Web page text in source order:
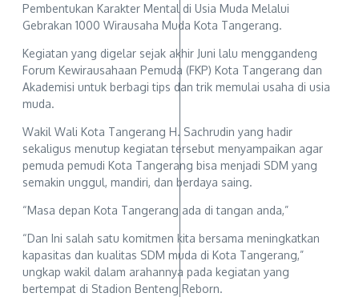
Pembentukan Karakter Mental di Usia Muda Melalui
Gebrakan 1000 Wirausaha Muda Kota Tangerang.
Kegiatan yang digelar sejak akhir Juni lalu menggandeng
Forum Kewirausahaan Pemuda (FKP) Kota Tangerang dan
Akademisi untuk berbagi tips dan trik memulai usaha di usia
muda.
Wakil Wali Kota Tangerang H. Sachrudin yang hadir
sekaligus menutup kegiatan tersebut menyampaikan agar
pemuda pemudi Kota Tangerang bisa menjadi SDM yang
semakin unggul, mandiri, dan berdaya saing.
“Masa depan Kota Tangerang ada di tangan anda,”
“Dan Ini salah satu komitmen kita bersama meningkatkan
kapasitas dan kualitas SDM muda di Kota Tangerang,”
ungkap wakil dalam arahannya pada kegiatan yang
bertempat di Stadion Benteng Reborn.